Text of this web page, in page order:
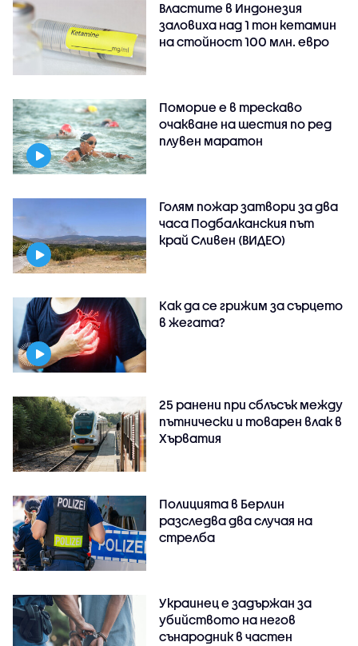
Властите в Индонезия
заловиха над 1 тон кетамин
на стойност 100 млн. евро
Поморие е в трескаво
очакване на шестия по ред
плувен маратон
Голям пожар затвори за два
часа Подбалканския път
край Сливен (ВИДЕО)
Как да се грижим за сърцето
в жегата?
25 ранени при сблъсък между
пътнически и товарен влак в
Хърватия
Полицията в Берлин
разследва два случая на
стрелба
Украинец е задържан за
убийството на негов
сънародник в частен